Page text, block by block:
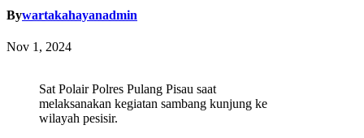
Bywartakahayanadmin
Nov 1, 2024
Sat Polair Polres Pulang Pisau saat
melaksanakan kegiatan sambang kunjung ke
wilayah pesisir.